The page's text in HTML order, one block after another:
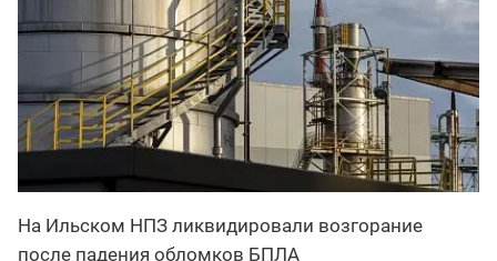
На Ильском НПЗ ликвидировали возгорание
после падения обломков БПЛА